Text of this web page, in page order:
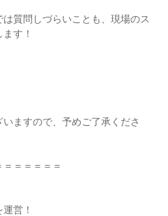
質問しづらいことも、現場のス
す！
ますので、予めご了承くださ
＝＝＝＝＝
営！